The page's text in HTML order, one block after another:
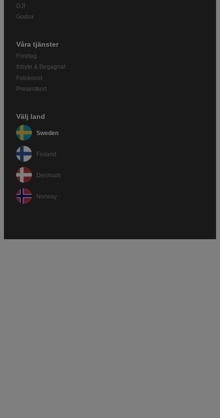
DJI
Godox
Våra tjänster
Företag
Inbyte & Begagnat
Fotokonst
Presentkort
Välj land
Sweden
Finland
Denmark
Norway